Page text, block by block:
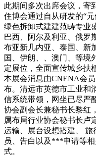
此期间多次出席会议，寄
住博会通过自从研发的“
绿色拆卸式建建范畴专业
巴西、阿尔及利亚、俄罗
布亚新几内亚、泰国、新
国、伊朗、、澳门、等境
定展位，全面宣传城乡扶
本展会消息由CNENA会员
布。清远市英德市工业和
信系统带领，网坐已尽严
协会副会长兼秘书长黎红
属布局行业协会秘书长卢
运输、展台设想搭建、
员、告白以及***申请等
式。